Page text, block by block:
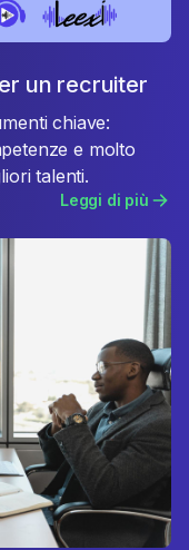
un recruiter
chiave:
e molto
talenti.
Leggi di più